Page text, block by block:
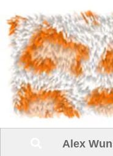
Unter dem Inhalt
Alex